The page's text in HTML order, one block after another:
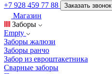
+7 928 459 77 88 Заказать звонок
Магазин
Заборы
Empty
Заборы жалюзи
Заборы ранчо
Забор из евроштакетника
Сварные заборы